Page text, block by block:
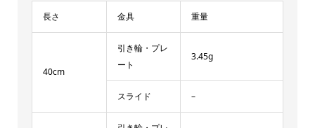
長さ 金具 重量
40cm
引き輪・プレ
ート
3.45g
スライド –